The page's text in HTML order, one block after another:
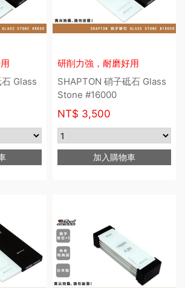
Glass
研削力強，耐磨好用
SHAPTON 硝子砥石 Glass
Stone #16000
NT$ 3,500
加入購物車